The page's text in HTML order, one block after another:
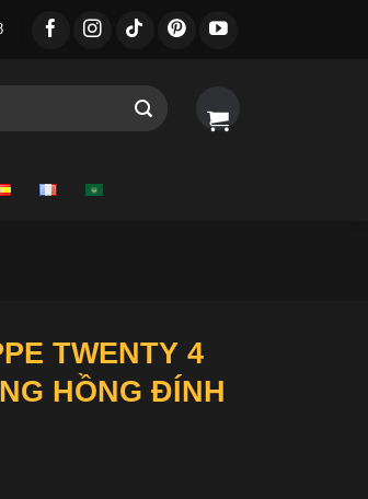
TWENTY 4
HỒNG ĐÍNH